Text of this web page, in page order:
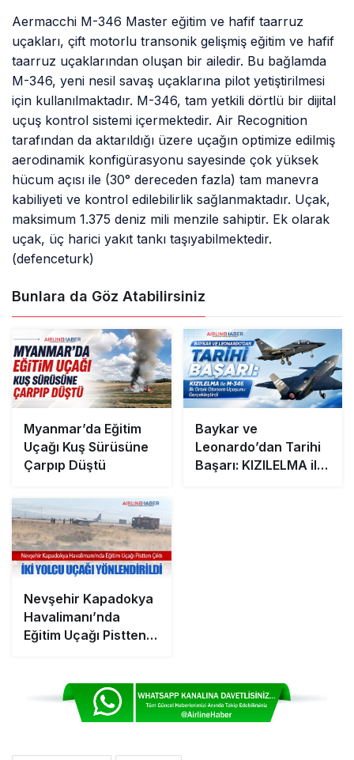
Aermacchi M-346 Master eğitim ve hafif taarruz
uçakları, çift motorlu transonik gelişmiş eğitim ve hafif
taarruz uçaklarından oluşan bir ailedir. Bu bağlamda
M-346, yeni nesil savaş uçaklarına pilot yetiştirilmesi
için kullanılmaktadır. M-346, tam yetkili dörtlü bir dijital
uçuş kontrol sistemi içermektedir. Air Recognition
tarafından da aktarıldığı üzere uçağın optimize edilmiş
aerodinamik konfigürasyonu sayesinde çok yüksek
hücum açısı ile (30° dereceden fazla) tam manevra
kabiliyeti ve kontrol edilebilirlik sağlanmaktadır. Uçak,
maksimum 1.375 deniz mili menzile sahiptir. Ek olarak
uçak, üç harici yakıt tankı taşıyabilmektedir.
(defenceturk)
Bunlara da Göz Atabilirsiniz
Myanmar’da Eğitim
Uçağı Kuş Sürüsüne
Çarpıp Düştü
Baykar ve
Leonardo’dan Tarihi
Başarı: KIZILELMA ile
Nevşehir Kapadokya
Havalimanı’nda
Eğitim Uçağı Pistten